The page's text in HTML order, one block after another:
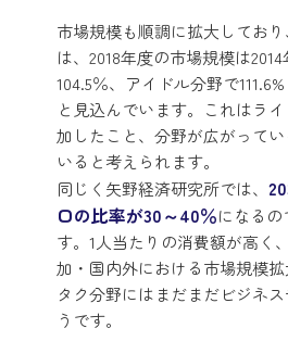
市場規模も順調に拡大してお
は、2018年度の市場規模は
104.5％、アイドル分野で
と見込んでいます。これはラ
加したこと、分野が広がって
いると考えられます。
同じく矢野経済研究所では、
口の比率が30～40％になる
す。1人当たりの消費額が高く
加・国内外における市場規模
タク分野にはまだまだビジネ
うです。